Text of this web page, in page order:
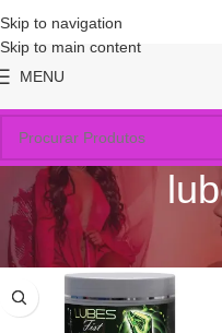
Skip to navigation
Skip to main content
MENU
Início Produtos marcados